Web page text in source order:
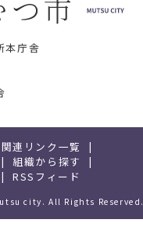
本庁舎
関連リンク一覧
組織から探す
RSSフィード
city. All Rights Reserved.